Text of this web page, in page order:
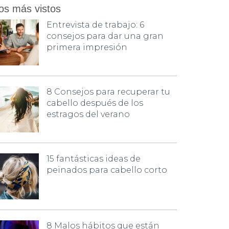
más vistos
Entrevista de trabajo: 6
consejos para dar una gran
primera impresión
8 Consejos para recuperar tu
cabello después de los
estragos del verano
15 fantásticas ideas de
peinados para cabello corto
8 Malos hábitos que están